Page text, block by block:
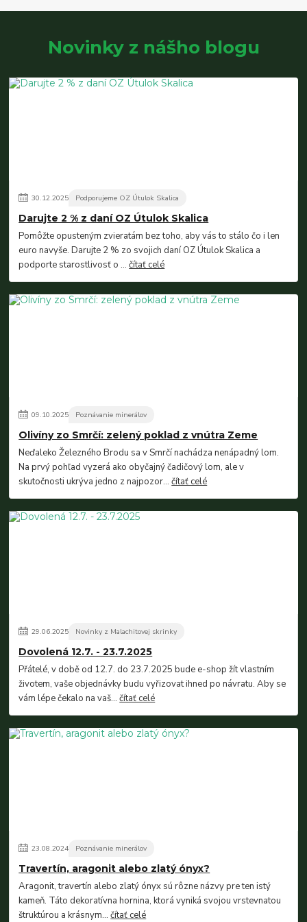
Novinky z nášho blogu
30.12.2025 Podporujeme OZ Útulok Skalica
Darujte 2 % z daní OZ Útulok Skalica
Pomôžte opusteným zvieratám bez toho, aby vás to stálo čo i len
euro navyše. Darujte 2 % zo svojich daní OZ Útulok Skalica a
podporte starostlivosť o ...čítať celé
09.10.2025 Poznávanie minerálov
Olivíny zo Smrčí: zelený poklad z vnútra Zeme
Neďaleko Železného Brodu sa v Smrčí nachádza nenápadný lom.
Na prvý pohľad vyzerá ako obyčajný čadičový lom, ale v
skutočnosti ukrýva jedno z najpozor...čítať celé
29.06.2025 Novinky z Malachitovej skrinky
Dovolená 12.7. - 23.7.2025
Přátelé, v době od 12.7. do 23.7.2025 bude e-shop žít vlastním
životem, vaše objednávky budu vyřizovat ihned po návratu. Aby se
vám lépe čekalo na vaš...čítať celé
23.08.2024 Poznávanie minerálov
Travertín, aragonit alebo zlatý ónyx?
Aragonit, travertín alebo zlatý ónyx sú rôzne názvy pre ten istý
kameň. Táto dekoratívna hornina, ktorá vyniká svojou vrstevnatou
štruktúrou a krásnym...čítať celé